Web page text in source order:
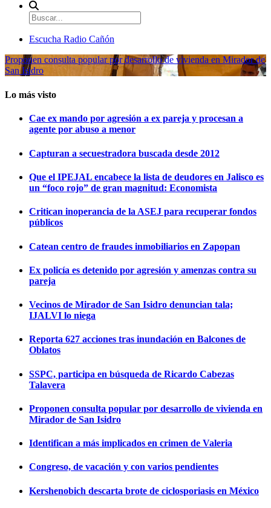
Escucha Radio Cañón
Proponen consulta popular por desarrollo de vivienda en Mirador de
San Isidro
Lo más visto
Cae ex mando por agresión a ex pareja y procesan a
agente por abuso a menor
Capturan a secuestradora buscada desde 2012
Que el IPEJAL encabece la lista de deudores en Jalisco es
un “foco rojo” de gran magnitud: Economista
Critican inoperancia de la ASEJ para recuperar fondos
públicos
Catean centro de fraudes inmobiliarios en Zapopan
Ex policía es detenido por agresión y amenzas contra su
pareja
Vecinos de Mirador de San Isidro denuncian tala;
IJALVI lo niega
Reporta 627 acciones tras inundación en Balcones de
Oblatos
SSPC, participa en búsqueda de Ricardo Cabezas
Talavera
Proponen consulta popular por desarrollo de vivienda en
Mirador de San Isidro
Identifican a más implicados en crimen de Valeria
Congreso, de vacación y con varios pendientes
Kershenobich descarta brote de ciclosporiasis en México